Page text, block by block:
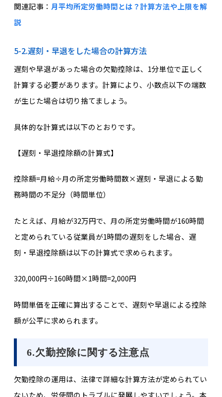
関連記事： 月平均所定労働時間とは？計算方法や上限を解
説
5-2.遅刻・早退をした場合の計算方法
遅刻や早退があった場合の欠勤控除は、1分単位で正しく
計算する必要があります。計算により、小数点以下の端数
が生じた場合は切り捨てましょう。
具体的な計算式は以下のとおりです。
【遅刻・早退控除額の計算式】
控除額=月給÷月の所定労働時間数×遅刻・早退による勤
務時間の不足分（時間単位）
たとえば、月給が32万円で、月の所定労働時間が160時間
と定められている従業員が1時間の遅刻をした場合、遅
刻・早退控除額は以下の計算式で求められます。
320,000円÷160時間×1時間=2,000円
時間単価を正確に算出することで、遅刻や早退による控除
額が公平に求められます。
6.欠勤控除に関する注意点
欠勤控除の運用は、法律で詳細な計算方法が定められてい
ないため、労使間のトラブルに発展しやすいでしょう。本